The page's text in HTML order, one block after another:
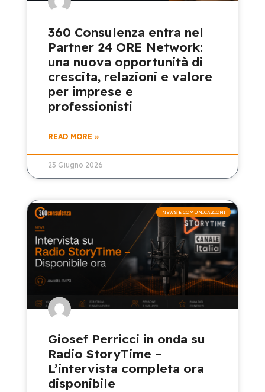
360 Consulenza entra nel
Partner 24 ORE Network:
una nuova opportunità di
crescita, relazioni e valore
per imprese e
professionisti
READ MORE »
23 Giugno 2026
NEWS E COMUNICAZIONI
Giosef Perricci in onda su
Radio StoryTime –
L’intervista completa ora
disponibile